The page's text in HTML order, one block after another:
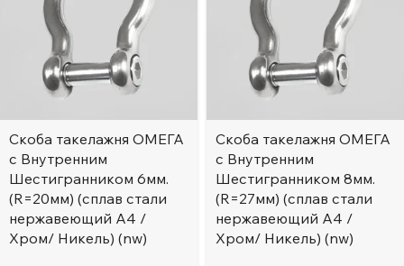
Скоба такелажня ОМЕГА
с Внутренним
Шестигранником 6мм.
(R=20мм) (сплав стали
нержавеющий А4 /
Хром/ Никель) (nw)
Скоба такелажня ОМЕГА
с Внутренним
Шестигранником 8мм.
(R=27мм) (сплав стали
нержавеющий А4 /
Хром/ Никель) (nw)